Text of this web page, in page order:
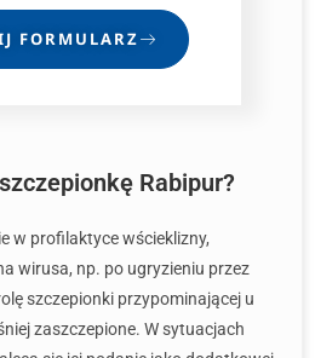
FORMULARZ
Rabipur?
w profilaktyce wścieklizny,
wirusa, np. po ugryzieniu przez
szczepionki przypominającej u
zaszczepione. W sytuacjach